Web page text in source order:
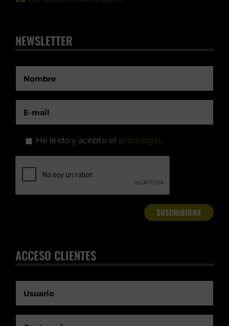
NEWSLETTER
He leído y acepto el aviso legal .
ACCESO CLIENTES